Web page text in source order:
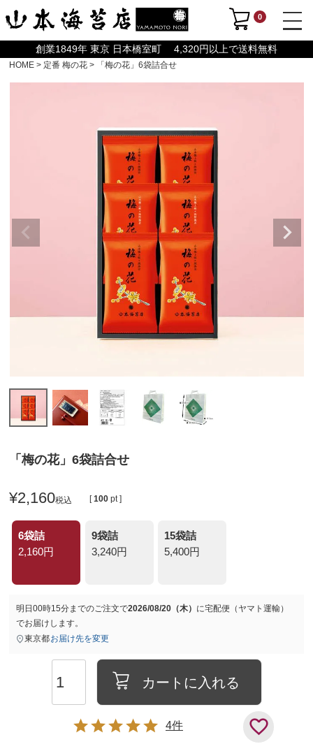
0
創業1849年 東京 日本橋室町 4,320円以上で送料無料
HOME 定番 梅の花 「梅の花」6袋詰合せ
「梅の花」6袋詰合せ
¥2,160税込 [ 100 pt ]
6袋詰
2,160円
9袋詰
3,240円
15袋詰
5,400円
明日00時15分までのご注文で2026/08/20（木） に宅配便（ヤマト運輸）
でお届けします。
東京都お届け先を変更
カートに入れる
4